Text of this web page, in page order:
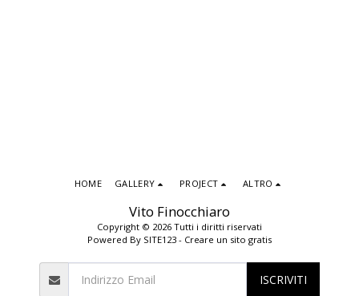
Vito Finocchiaro
Copyright © 2026 Tutti i diritti riservati
Powered By SITE123 - Creare un sito gratis
HOME GALLERY PROJECT ALTRO
ISCRIVITI